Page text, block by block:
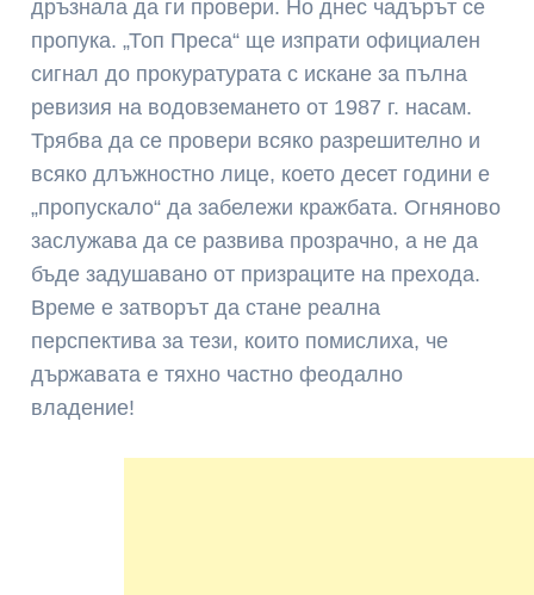
дръзнала да ги провери. Но днес чадърът се
пропука. „Топ Преса“ ще изпрати официален
сигнал до прокуратурата с искане за пълна
ревизия на водовземането от 1987 г. насам.
Трябва да се провери всяко разрешително и
всяко длъжностно лице, което десет години е
„пропускало“ да забележи кражбата. Огняново
заслужава да се развива прозрачно, а не да
бъде задушавано от призраците на прехода.
Време е затворът да стане реална
перспектива за тези, които помислиха, че
държавата е тяхно частно феодално
владение!